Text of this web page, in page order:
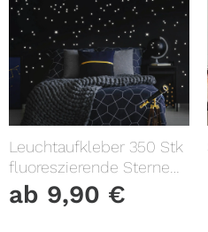
Leuchtaufkleber 350 Stk
fluoreszierende Sterne
und Punkte leuchten im
Dunklen Kinderzimmer
ab 9,90 €